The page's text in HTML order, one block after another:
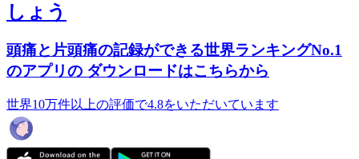
しょう
頭痛と片頭痛の記録ができる世界ランキングNo.1
のアプリの ダウンロードはこちらから
世界10万件以上の評価で4.8をいただいています